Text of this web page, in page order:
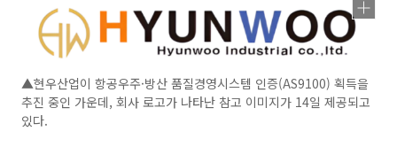
▲현우산업이 항공우주·방산 품질경영시스템 인증(AS9100) 획득을
추진 중인 가운데, 회사 로고가 나타난 참고 이미지가 14일 제공되고
있다.